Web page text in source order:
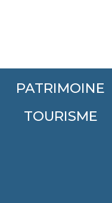
PATRIMOINE
TOURISME